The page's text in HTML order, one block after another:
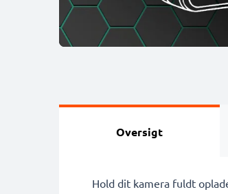
Oversigt
Hold dit kamera fuldt